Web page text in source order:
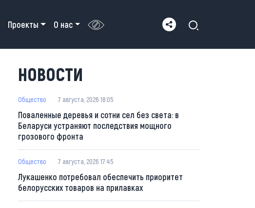
Проекты О нас
НОВОСТИ
Общество 7 августа, 2026 18:05
Поваленные деревья и сотни сел без света: в
Беларуси устраняют последствия мощного
грозового фронта
Общество 7 августа, 2026 17:45
Лукашенко потребовал обеспечить приоритет
белорусских товаров на прилавках